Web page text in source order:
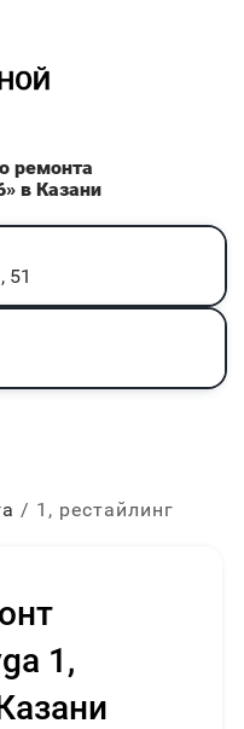
ремонта
в Казани
51
1, рестайлинг
1,